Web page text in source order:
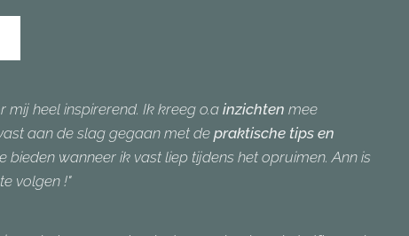
heel inspirerend. Ik kreeg o.ainzichten mee
aan de slag gegaan met de praktische tips en
wanneer ik vast liep tijdens het opruimen. Ann is
volgen !"